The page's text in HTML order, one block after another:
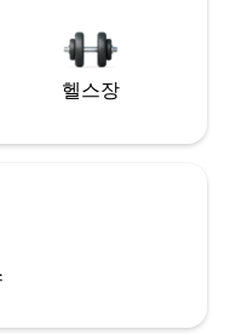
헬스장